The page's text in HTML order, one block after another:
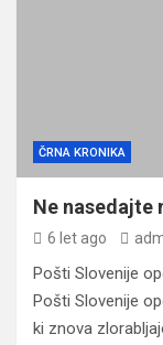
ČRNA KRONIKA
Ne nasedajte
6 let ago
Pošti Slovenije
Pošti Slovenije
ki znova